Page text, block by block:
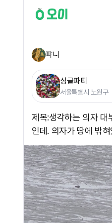
퍄니
싱글파티
서울특별시 노원구
제목:생각하는 의자
인데. 의자가 땅에 밖